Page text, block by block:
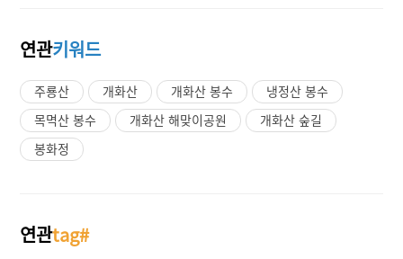
연관키워드
주룡산 개화산 개화산 봉수
냉정산 봉수
목멱산 봉수
개화산 해맞이공원
개화산 숲길
봉화정
연관tag#